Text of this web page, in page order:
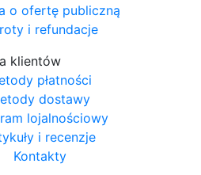
o ofertę publiczną
i refundacje
klientów
płatności
dostawy
lojalnościowy
i recenzje
Kontakty